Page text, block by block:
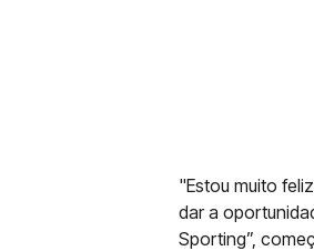
"Estou muito
dar a
Sporting”,